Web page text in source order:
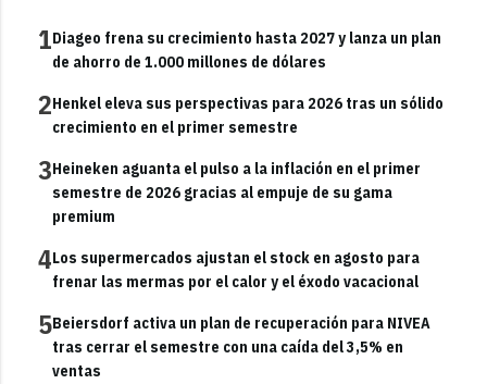
1Diageo frena su crecimiento hasta 2027 y lanza un plan
de ahorro de 1.000 millones de dólares
2Henkel eleva sus perspectivas para 2026 tras un sólido
crecimiento en el primer semestre
3Heineken aguanta el pulso a la inflación en el primer
semestre de 2026 gracias al empuje de su gama
premium
4Los supermercados ajustan el stock en agosto para
frenar las mermas por el calor y el éxodo vacacional
5Beiersdorf activa un plan de recuperación para NIVEA
tras cerrar el semestre con una caída del 3,5% en
ventas